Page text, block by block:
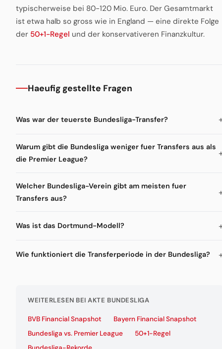
typischerweise bei 80-120 Mio. Euro. Der Gesamtmarkt
ist etwa halb so gross wie in England — eine direkte Folge
der 50+1-Regel und der konservativeren Finanzkultur.
Haeufig gestellte Fragen
Was war der teuerste Bundesliga-Transfer?
Warum gibt die Bundesliga weniger fuer Transfers aus als
die Premier League?
Welcher Bundesliga-Verein gibt am meisten fuer
Transfers aus?
Was ist das Dortmund-Modell?
Wie funktioniert die Transferperiode in der Bundesliga?
WEITERLESEN BEI AKTE BUNDESLIGA
BVB Financial Snapshot
Bayern Financial Snapshot
Bundesliga vs. Premier League
50+1-Regel